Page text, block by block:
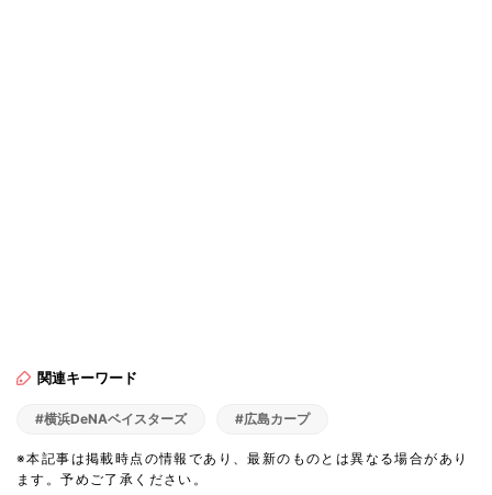
関連キーワード
#横浜DeNAベイスターズ #広島カープ
※本記事は掲載時点の情報であり、最新のものとは異なる場合があり
ます。予めご了承ください。